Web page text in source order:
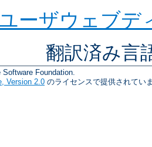
ーザウェブデ
翻訳済み言
Foundation.
Version 2.0 のライセンスで提供されてい